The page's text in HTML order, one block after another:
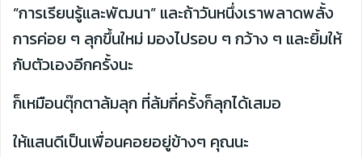
“การเรียนรู้และพัฒนา” และถ้าวันหนึ่งเราพลาดพลั้ง
การค่อย ๆ ลุกขึ้นใหม่ มองไปรอบ ๆ กว้าง ๆ และยิ้มให้
กับตัวเองอีกครั้งนะ
ก็เหมือนตุ๊กตาล้มลุก ที่ล้มกี่ครั้งก็ลุกได้เสมอ
ให้แสนดีเป็นเพื่อนคอยอยู่ข้างๆ คุณนะ